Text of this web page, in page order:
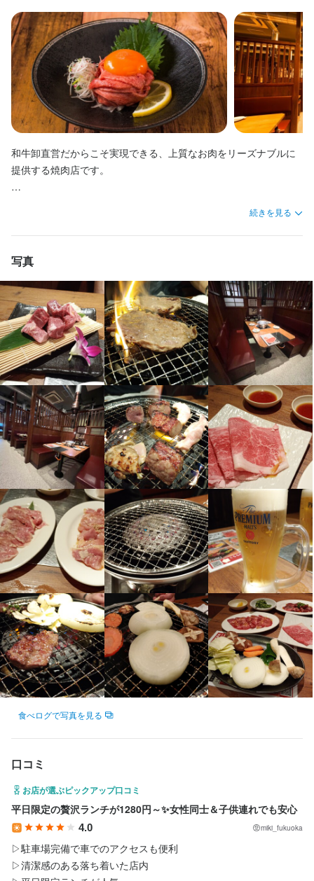
和牛卸直営だからこそ実現できる、上質なお肉をリーズナブルに
提供する焼肉店です。
ナブルに」。肉のプロが目利きした厳選肉を、お客様へ最高の状
態で提供しています。
看板商品のタンやハラミをはじめ、肉の知識やカット技術、接客
まで幅広く学べる環境です。
和牛卸直営ならではの仕入れ力と品質へのこだわりを強みに、肉
の魅力を追求し続けています。肉の知識を深めたい方や、接客・
調理のスキルを磨きたい方に最適な環境です。
「肉が好き」「焼肉を学びたい」「お客様を笑顔にしたい」
そんな方をお待ちしています！
続きを見る
写真
食べログで写真を見る
口コミ
お店が選ぶピックアップ口コミ
平日限定の贅沢ランチが1280円～✨️女性同士＆子供連れでも安心
4.0 miki_fukuoka
▷駐車場完備で車でのアクセスも便利
▷清潔感のある落ち着いた店内
＜週末＞
10:30〜22:30
11:00〜23:30
13:30〜翌1:00
14:30〜翌2:00
休日・休暇
シフト制
※勤務時間帯はご相談ください
※終電を考慮いたします
※各シフト休憩あり
待遇
社会保険完備
リフレッシュ休暇(4日連続休暇取得で1万円支給)
交通費全額支給
昇給あり
昇進、昇格(年2回)
賞与あり(実績による)
まかない有り
子供手当
月間インセンティブ
入社後研修制度
制服貸与
既婚者の場合日曜日休暇
社会保険完備 制服貸与 研修制度あり
社内イベントあり(旅行、BBQ等)
車通勤OK
バイク通勤OK
特徴
学歴不問 未経験者歓迎 独立希望者歓迎 新卒歓迎
第二新卒歓迎
Uターン・Iターン歓迎
フリーター歓迎 女性活躍中 スタッフの平均年齢20代
仕事内容
【正社員】店長・店長候補
★高度な飲食店経験は不問です。やる気と基本的な飲食店経験が
あれば大丈夫です！
＜ホール＞
お客様のご案内、料理・ドリンクの配膳などの接客業務全般をお
＜キッチン＞
仕込み、調理、盛り付けなどのキッチン業務全般をお願いしま
す。
包丁を持ったことがない方でも大丈夫☆
徐々にできることを増やしていきましょう！
・550万円前後／リーダー・中核ポジション
・700万円以上／店舗責任者クラス
勤務時間
＜平日＞
10:30〜22:00
12:00〜23:30
14:00〜翌0:30
15:00〜翌1:30
＜週末＞
13:30〜翌1:00
休日・休暇
シフト制
※勤務時間帯はご相談ください
※終電を考慮いたします
※各シフト休憩あり
★店舗によりディナーのみの勤務も可能です
待遇
社会保険完備
リフレッシュ休暇(4日連続休暇取得で1万円支給)
交通費全額支給
昇給あり
昇進、昇格(年2回)
賞与あり(実績による)
まかない有り
子供手当
月間インセンティブ
入社後研修制度
制服貸与
既婚者の場合日曜日休暇
社会保険完備 制服貸与 研修制度あり
社内イベントあり(旅行、BBQ等)
車通勤OK
バイク通勤OK
特徴
仕事内容
肉の責任者（料理長候補）
※未経験者も一から成長できる環境です
15業態117店舗を運営する企業の焼肉業態「タンとハラミまっち
ゃん」にて、肉の責任者（料理長候補）として、キッチン業務と